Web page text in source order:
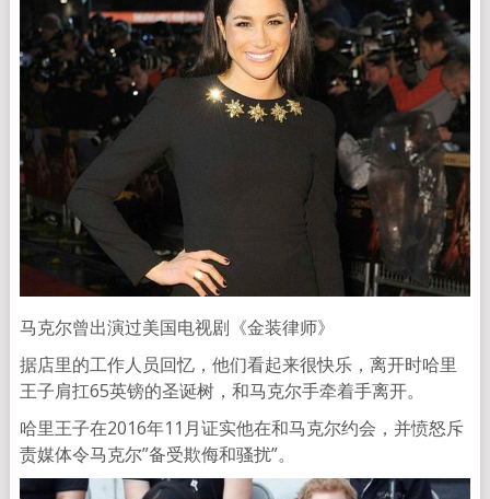
马克尔曾出演过美国电视剧《金装律师》
据店里的工作人员回忆，他们看起来很快乐，离开时哈里
王子肩扛65英镑的圣诞树，和马克尔手牵着手离开。
哈里王子在2016年11月证实他在和马克尔约会，并愤怒斥
责媒体令马克尔”备受欺侮和骚扰”。